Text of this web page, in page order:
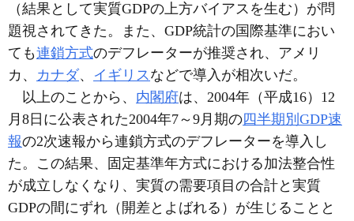
（結果として実質GDPの上方バイアスを生む）が問
題視されてきた。また、GDP統計の国際基準におい
ても連鎖方式のデフレーターが推奨され、アメリ
カ、 カナダ、 イギリスなどで導入が相次いだ。
以上のことから、 内閣府は、2004年（平成16）12
月8日に公表された2004年7～9月期の四半期別GDP速
報の2次速報から連鎖方式のデフレーターを導入し
た。この結果、固定基準年方式における加法整合性
が成立しなくなり、実質の需要項目の合計と実質
GDPの間にずれ（開差とよばれる）が生じることと